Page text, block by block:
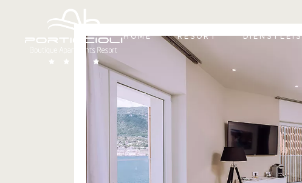
HOME RESORT
AH PORTICCIOLI
ROOFTOP PORTICCIOLI
INFINITY POOL
RESTAURANT PORTICCIOLI